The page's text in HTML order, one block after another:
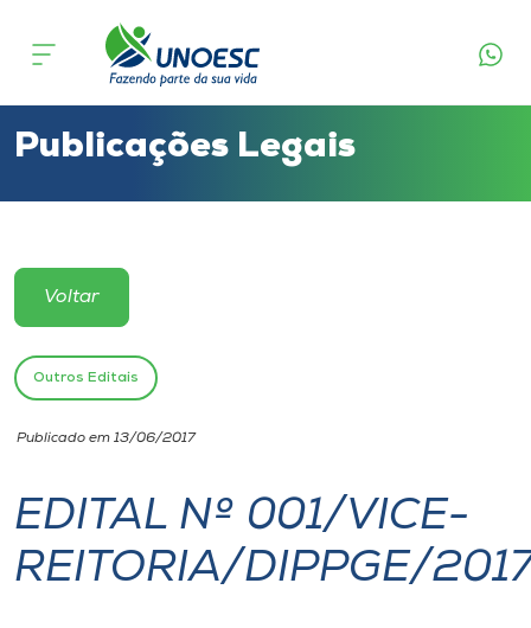
Cursos
Atendimento ao Estudante
Portal de Ensino
Unoesc
Internacionalização
I.nova
Publicações Legais
Voltar
Outros Editais
Publicado em 13/06/2017
EDITAL Nº 001/VICE-
REITORIA/DIPPGE/